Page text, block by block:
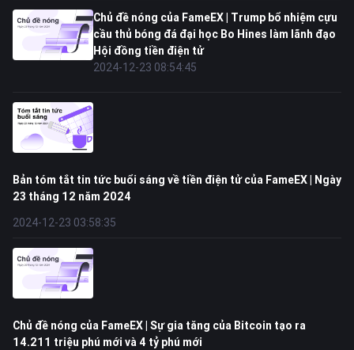
Chủ đề nóng của FameEX | Trump bổ nhiệm cựu
cầu thủ bóng đá đại học Bo Hines làm lãnh đạo
Hội đồng tiền điện tử
2024-12-23 08:54:45
Bản tóm tắt tin tức buổi sáng về tiền điện tử của FameEX | Ngày
23 tháng 12 năm 2024
2024-12-23 03:58:35
Chủ đề nóng của FameEX | Sự gia tăng của Bitcoin tạo ra
14.211 triệu phú mới và 4 tỷ phú mới